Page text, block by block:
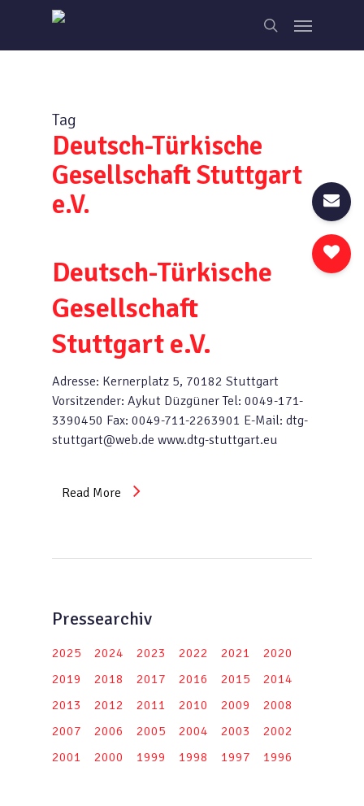
main
search
Menu
Tag
Deutsch-Türkische
Gesellschaft Stuttgart
e.V.
Deutsch-Türkische
Gesellschaft
Stuttgart e.V.
Adresse: Kernerplatz 5, 70182 Stuttgart
Vorsitzender: Aykut Düzgüner Tel: 0049-171-
3390450 Fax: 0049-711-2263901 E-Mail: dtg-
stuttgart@web.de www.dtg-stuttgart.eu
Read More
Pressearchiv
2025 2024 2023 2022 2021
2020
2019
2018 2017 2016 2015
2014
2013
2012 2011 2010 2009
2008
2007
2006 2005 2004 2003
2002
2001
2000 1999 1998 1997 1996